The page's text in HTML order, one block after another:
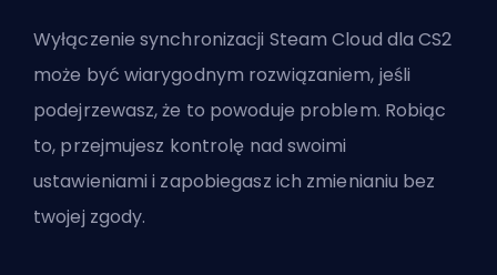
Wyłączenie synchronizacji Steam Cloud dla CS2
może być wiarygodnym rozwiązaniem, jeśli
podejrzewasz, że to powoduje problem. Robiąc
to, przejmujesz kontrolę nad swoimi
ustawieniami i zapobiegasz ich zmienianiu bez
twojej zgody.